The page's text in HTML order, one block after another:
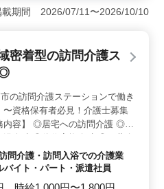
す。 落ち着いた雰囲気の
ポートをおまかせしま
おまかせする訪問介護業
食事介助、入浴介助、体位
成、トイレ介助まで幅広
。気さくな環境で学びなが
も支給されます。 待遇面
提供されています。
載期間 2026/07/11〜2026/10/10
密着型の訪問介護ス
の訪問介護ステーションで働き
〜資格保有者必見！介護士募集
内容】 ◎居宅への訪問介護 ◎食
、書類整理 ◎トイレへの移動
【備考】 ◎社会保険完備 ◎
問介護・訪問入浴での介護業
イト・パート・派遣社員